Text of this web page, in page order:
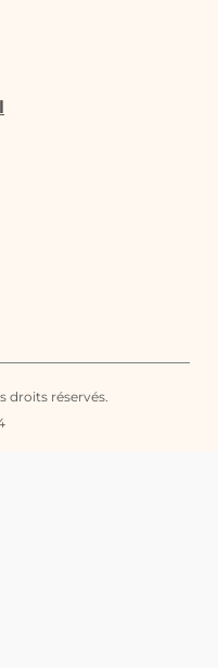
droits réservés.